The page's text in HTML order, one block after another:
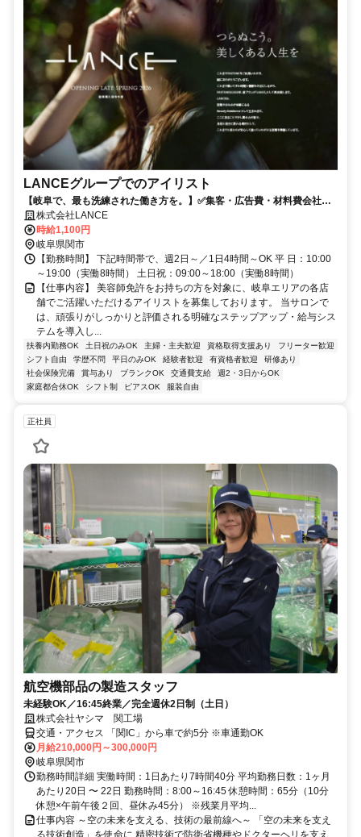
LANCEグループでのアイリスト
【岐阜で、最も洗練された働き方を。】✅集客・広告費・材料費会社負
担✅自分らしく、長く働けるブランドサロン✅会員制ショップ制度あり
株式会社LANCE
時給1,100円
岐阜県関市
【勤務時間】 下記時間帯で、週2日～／1日4時間～OK 平 日：10:00
～19:00（実働8時間） 土日祝：09:00～18:00（実働8時間）
【仕事内容】 美容師免許をお持ちの方を対象に、岐阜エリアの各店
舗でご活躍いただけるアイリストを募集しております。 当サロンで
は、頑張りがしっかりと評価される明確なステップアップ・給与シス
テムを導入し...
扶養内勤務OK 土日祝のみOK 主婦・主夫歓迎 資格取得支援あり
フリーター歓迎
シフト自由
学歴不問 平日のみOK 経験者歓迎 有資格者歓迎
研修あり
社会保険完備
賞与あり ブランクOK 交通費支給
週2・3日からOK
家庭都合休OK
シフト制 ピアスOK 服装自由
正社員
航空機部品の製造スタッフ
未経験OK／16:45終業／完全週休2日制（土日）
株式会社ヤシマ 関工場
交通・アクセス 「関IC」から車で約5分 ※車通勤OK
月給210,000円～300,000円
岐阜県関市
勤務時間詳細 実働時間：1日あたり7時間40分 平均勤務日数：1ヶ月
あたり20日 〜 22日 勤務時間：8:00～16:45 休憩時間：65分（10分
休憩×午前午後２回、昼休み45分） ※残業月平均...
仕事内容 ～空の未来を支える、技術の最前線へ～ 「空の未来を支え
る技術創造」を使命に 精密技術で防衛省機種やドクターヘリを支え